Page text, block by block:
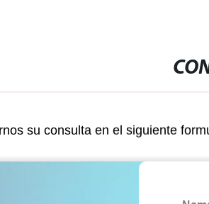
su consulta en el siguiente